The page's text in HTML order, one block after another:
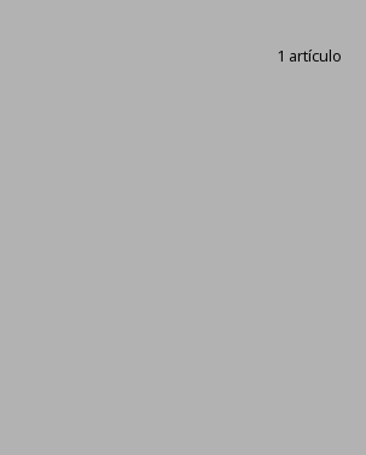
1 artículo